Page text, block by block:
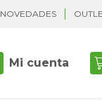
NOVEDADES
Mi cuenta